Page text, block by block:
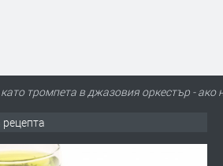
тромпета в джазовия оркестър -